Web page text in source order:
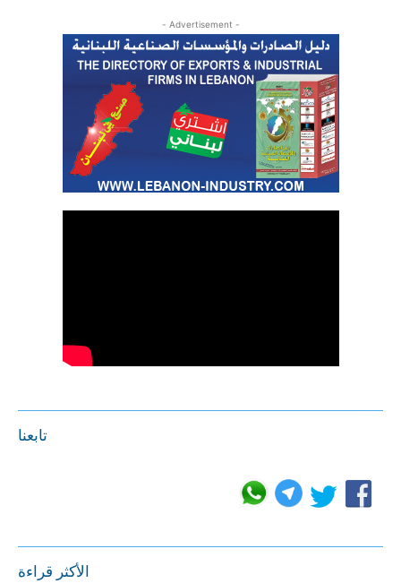
- Advertisement -
تابعنا
الأكثر قراءة